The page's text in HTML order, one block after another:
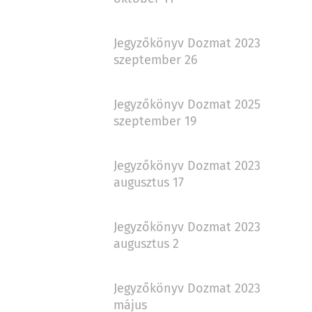
Jegyzőkönyv Dozmat 2023
szeptember 26
Jegyzőkönyv Dozmat 2025
szeptember 19
Jegyzőkönyv Dozmat 2023
augusztus 17
Jegyzőkönyv Dozmat 2023
augusztus 2
Jegyzőkönyv Dozmat 2023
május